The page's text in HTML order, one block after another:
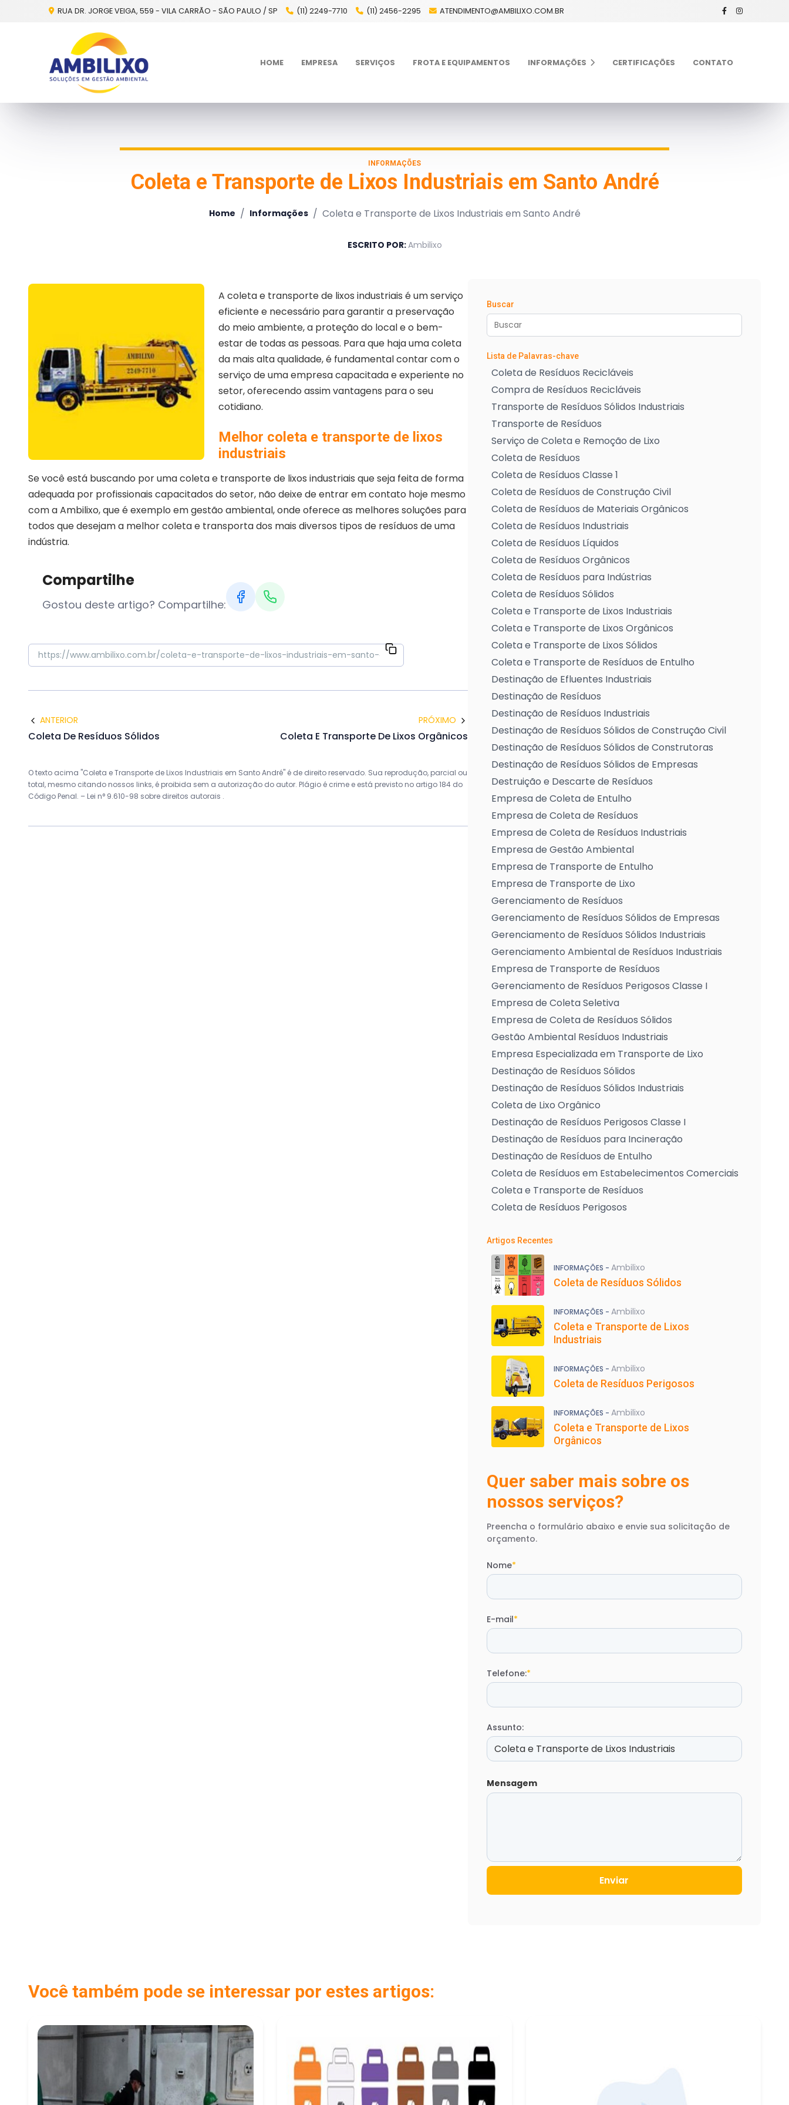
RUA DR. JORGE VEIGA, 559 - VILA CARRÃO - SÃO PAULO / SP (11) 2249-7710 (11) 2456-2295 ATENDIMENTO@AMBILIXO.COM.BR
HOME EMPRESA SERVIÇOS FROTA E EQUIPAMENTOS INFORMAÇÕES CERTIFICAÇÕES CONTATO
INFORMAÇÕES
Coleta e Transporte de Lixos Industriais em Santo André
Home / Informações / Coleta e Transporte de Lixos Industriais em Santo André
ESCRITO POR:Ambilixo
A coleta e transporte de lixos industriais é um serviço
eficiente e necessário para garantir a preservação
do meio ambiente, a proteção do local e o bem-
estar de todas as pessoas. Para que haja uma coleta
da mais alta qualidade, é fundamental contar com o
serviço de uma empresa capacitada e experiente no
setor, oferecendo assim vantagens para o seu
cotidiano.
Melhor coleta e transporte de lixos
industriais
Se você está buscando por uma coleta e transporte de lixos industriais que seja feita de forma
adequada por profissionais capacitados do setor, não deixe de entrar em contato hoje mesmo
com a Ambilixo, que é exemplo em gestão ambiental, onde oferece as melhores soluções para
todos que desejam a melhor coleta e transporta dos mais diversos tipos de resíduos de uma
indústria.
Compartilhe
Gostou deste artigo? Compartilhe:
ANTERIOR
Coleta De Resíduos Sólidos
PRÓXIMO
Coleta E Transporte De Lixos Orgânicos
O texto acima "Coleta e Transporte de Lixos Industriais em Santo André" é de direito reservado. Sua reprodução, parcial ou
total, mesmo citando nossos links, é proibida sem a autorização do autor. Plágio é crime e está previsto no artigo 184 do
Código Penal. – Lei n° 9.610-98 sobre direitos autorais .
Buscar
Lista de Palavras-chave
Coleta de Resíduos Recicláveis
Compra de Resíduos Recicláveis
Transporte de Resíduos Sólidos Industriais
Transporte de Resíduos
Serviço de Coleta e Remoção de Lixo
Coleta de Resíduos
Coleta de Resíduos Classe 1
Coleta de Resíduos de Construção Civil
Coleta de Resíduos de Materiais Orgânicos
Coleta de Resíduos Industriais
Coleta de Resíduos Líquidos
Coleta de Resíduos Orgânicos
Coleta de Resíduos para Indústrias
Coleta de Resíduos Sólidos
Coleta e Transporte de Lixos Industriais
Coleta e Transporte de Lixos Orgânicos
Coleta e Transporte de Lixos Sólidos
Coleta e Transporte de Resíduos de Entulho
Destinação de Efluentes Industriais
Destinação de Resíduos
Destinação de Resíduos Industriais
Destinação de Resíduos Sólidos de Construção Civil
Destinação de Resíduos Sólidos de Construtoras
Destinação de Resíduos Sólidos de Empresas
Destruição e Descarte de Resíduos
Empresa de Coleta de Entulho
Empresa de Coleta de Resíduos
Empresa de Coleta de Resíduos Industriais
Empresa de Gestão Ambiental
Empresa de Transporte de Entulho
Empresa de Transporte de Lixo
Gerenciamento de Resíduos
Gerenciamento de Resíduos Sólidos de Empresas
Gerenciamento de Resíduos Sólidos Industriais
Gerenciamento Ambiental de Resíduos Industriais
Empresa de Transporte de Resíduos
Gerenciamento de Resíduos Perigosos Classe I
Empresa de Coleta Seletiva
Empresa de Coleta de Resíduos Sólidos
Gestão Ambiental Resíduos Industriais
Empresa Especializada em Transporte de Lixo
Destinação de Resíduos Sólidos
Destinação de Resíduos Sólidos Industriais
Coleta de Lixo Orgânico
Destinação de Resíduos Perigosos Classe I
Destinação de Resíduos para Incineração
Destinação de Resíduos de Entulho
Coleta de Resíduos em Estabelecimentos Comerciais
Coleta e Transporte de Resíduos
Coleta de Resíduos Perigosos
Artigos Recentes
INFORMAÇÕES - Ambilixo
Coleta de Resíduos Sólidos
INFORMAÇÕES - Ambilixo
Coleta e Transporte de Lixos
Industriais
INFORMAÇÕES - Ambilixo
Coleta de Resíduos Perigosos
INFORMAÇÕES - Ambilixo
Coleta e Transporte de Lixos
Orgânicos
Quer saber mais sobre os
nossos serviços?
Preencha o formulário abaixo e envie sua solicitação de
orçamento.
Nome*
E-mail*
Telefone:*
Assunto:
Mensagem
Enviar
Você também pode se interessar por estes artigos: